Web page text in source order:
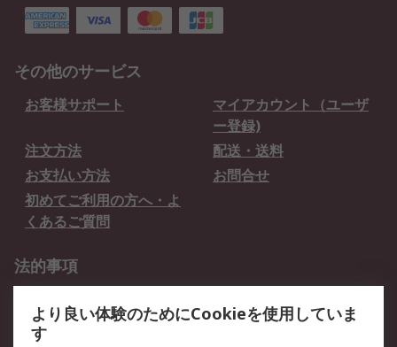
その他のサービス
お客様サポート
マイアカウント（ユーザ
ー登録)
注文方法
配送・送料
お支払い方法
お問合せ
初めてご利用の方へ・よ
くあるご質問
法的事項
クッキーポリシー
より良い体験のためにCookieを使用していま
す